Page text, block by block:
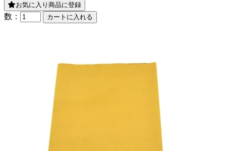
お気に入り商品に登録
数：